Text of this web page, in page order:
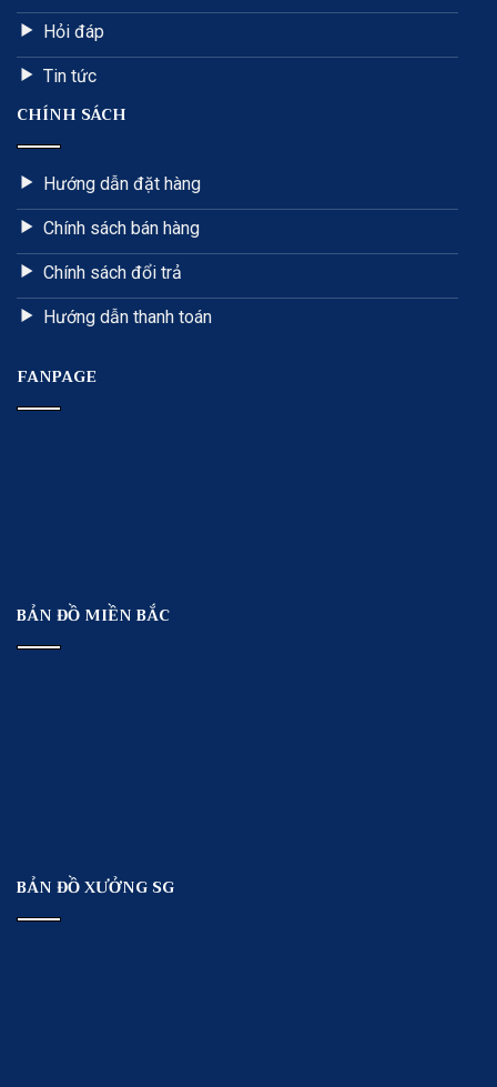
Hỏi đáp
Tin tức
CHÍNH SÁCH
Hướng dẫn đặt hàng
Chính sách bán hàng
Chính sách đổi trả
Hướng dẫn thanh toán
FANPAGE
BẢN ĐỒ MIỀN BẮC
BẢN ĐỒ XƯỞNG SG